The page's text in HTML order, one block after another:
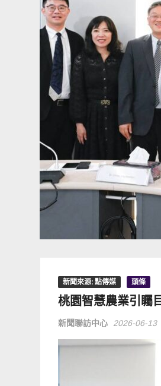
新聞來源: 點傳媒 頭條
桃園智慧農業引矚
新聞聯訪中心 2026-06-13